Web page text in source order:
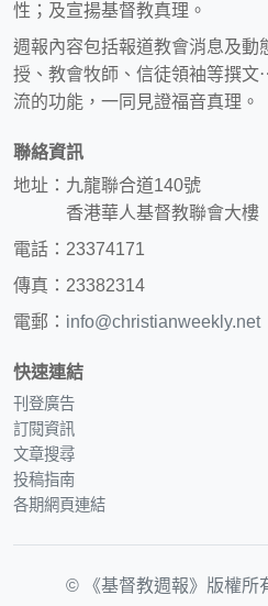
性；及宣揚基督教真理。
週報內容包括報道教會消息及動
授、教會牧師、信徒領袖等撰
流的功能，一同見證福音真理。
聯絡資訊
地址：九龍聯合道140號
香港華人基督教聯會大樓
電話：23374171
傳真：23382314
電郵： info@christianweekly.net
快速連結
刊登廣告
訂閱資訊
文章搜尋
投稿指南
各期網頁連結
© 《基督教週報》版權所